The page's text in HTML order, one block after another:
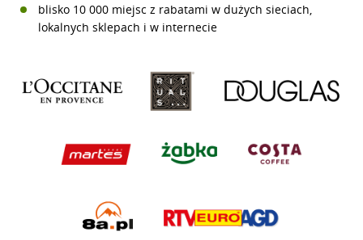
blisko 10 000 miejsc z rabatami w dużych sieciach,
lokalnych sklepach i w internecie